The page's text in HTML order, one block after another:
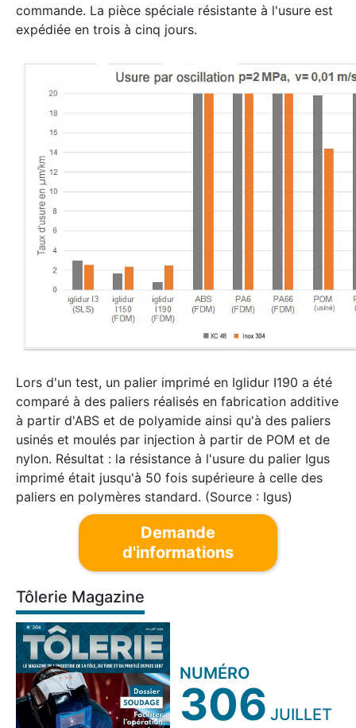
commande. La pièce spéciale résistante à l'usure est
expédiée en trois à cinq jours.
Lors d'un test, un palier imprimé en Iglidur I190 a été
comparé à des paliers réalisés en fabrication additive
à partir d'ABS et de polyamide ainsi qu'à des paliers
usinés et moulés par injection à partir de POM et de
nylon. Résultat : la résistance à l'usure du palier Igus
imprimé était jusqu'à 50 fois supérieure à celle des
paliers en polymères standard. (Source : Igus)
Demande
d'informations
Tôlerie Magazine
NUMÉRO
306 JUILLET